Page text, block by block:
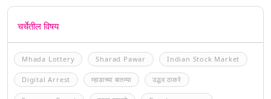
चर्चेतील विषय
Mhada Lottery Sharad Pawar Indian Stock Market
Digital Arrest म्हाडाच्या बातम्या उद्धव ठाकरे